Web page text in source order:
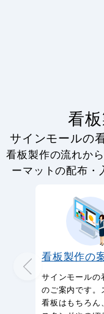
看
サインモールの
看板製作の流れか
ーマットの配布・
看板製作の
サインモールの
のご案内です。
看板はもちろん